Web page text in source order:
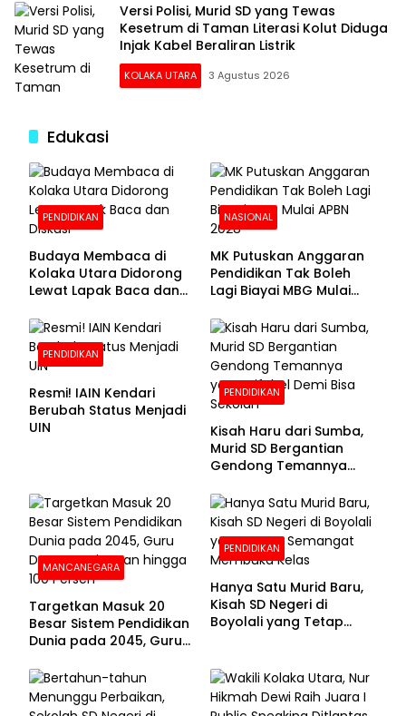
Versi Polisi, Murid SD yang Tewas
Kesetrum di Taman Literasi Kolut Diduga
Injak Kabel Beraliran Listrik
KOLAKA UTARA 3 Agustus 2026
Edukasi
PENDIDIKAN
Budaya Membaca di
Kolaka Utara Didorong
Lewat Lapak Baca dan
NASIONAL
MK Putuskan Anggaran
Pendidikan Tak Boleh
Lagi Biayai MBG Mulai
PENDIDIKAN
Resmi! IAIN Kendari
Berubah Status Menjadi
UIN
PENDIDIKAN
Kisah Haru dari Sumba,
Murid SD Bergantian
Gendong Temannya
Sekolah
MANCANEGARA
Targetkan Masuk 20
Besar Sistem Pendidikan
Dunia pada 2045, Guru
100 Persen
PENDIDIKAN
Hanya Satu Murid Baru,
Kisah SD Negeri di
Boyolali yang Tetap